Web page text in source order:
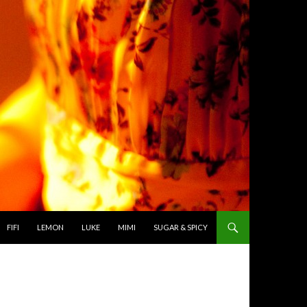
FIFI
LEMON LUKE MIMI SUGAR & SPICY